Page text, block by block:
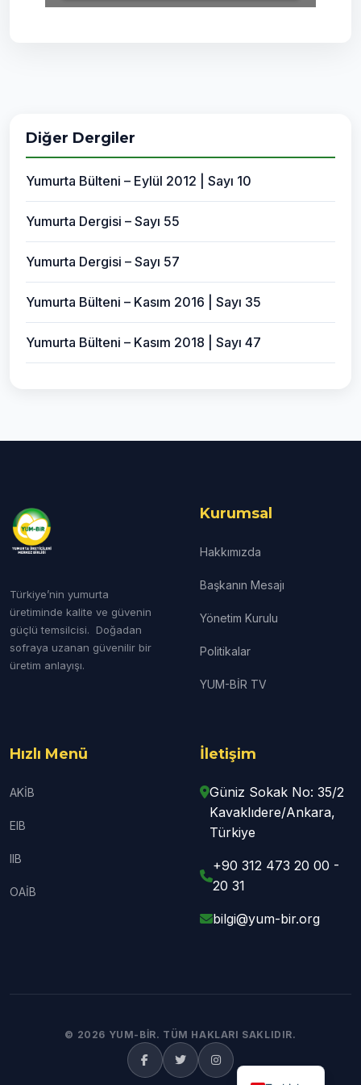
Diğer Dergiler
Yumurta Bülteni – Eylül 2012 | Sayı 10
Yumurta Dergisi – Sayı 55
Yumurta Dergisi – Sayı 57
Yumurta Bülteni – Kasım 2016 | Sayı 35
Yumurta Bülteni – Kasım 2018 | Sayı 47
Türkiye’nin yumurta
üretiminde kalite ve güvenin
güçlü temsilcisi. Doğadan
sofraya uzanan güvenilir bir
üretim anlayışı.
Kurumsal
Hakkımızda
Başkanın Mesajı
Yönetim Kurulu
Politikalar
YUM-BİR TV
Hızlı Menü
AKİB
EIB
IIB
OAİB
İletişim
Güniz Sokak No: 35/2
Kavaklıdere/Ankara,
Türkiye
+90 312 473 20 00 -
20 31
bilgi@yum-bir.org
© 2026 YUM-BİR. TÜM HAKLARI SAKLIDIR.